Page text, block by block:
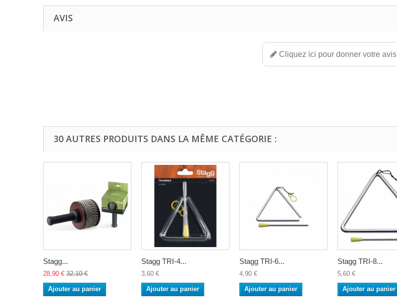
AVIS
Cliquez ici pour donner votre avis
30 AUTRES PRODUITS DANS LA MÊME CATÉGORIE :
Stagg...
28,90 € 32,10 €
Ajouter au panier
Stagg TRI-4...
3,60 €
Ajouter au panier
Stagg TRI-6...
4,90 €
Ajouter au panier
Stagg TRI-8...
5,60 €
Ajouter au panier